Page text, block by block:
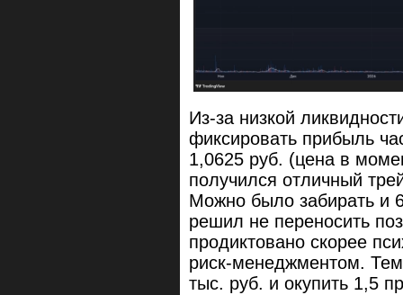
Из-за низкой
фиксировать прибыль
1,0625 руб. (цена в
получился отличный
Можно было забирать и
решил не переносить
продиктовано скорее
риск-менеджментом.
тыс. руб. и окупить 1,5